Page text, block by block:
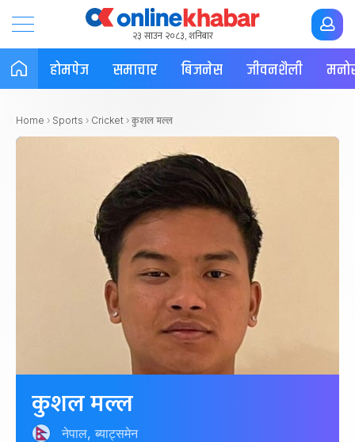
२३ साउन २०८३, शनिबार
होमपेज समाचार बिजनेस जीवनशैली
Home › Sports › Cricket › कुशल मल्ल
कुशल मल्ल
नेपाल, ब्याट्समेन